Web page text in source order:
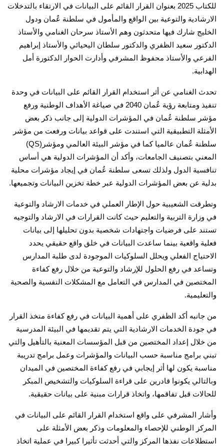
للكتاب 2025 بعنوان القرار القائم على البيانات في الارتقاء بالتدخلات
الارشادية والتوعية بين الواقع والمأمول في سلطنة عُمان ودول
الخليج شارك فيها متحدثون وهم الأستاذ سرحان الغنامي والأستاذ
الدكتور سعيد الظفري والدكتور سلطان اليحيائي والأستاذ إبراهيم
الفرعي والأستاذ محفوظ المشرفي وأدارت الحوار الدكتورة أمل
الهدابية.
تحدث الغنامي عن أثر استخدام القرار القائم على البيانات في وحدة
تنفيذ ومتابعة رؤية عُمان 2040 في صياغة الأهداف الوطنية ورفع
مؤشر سلطنة عُمان في المؤشرات الدولية إلى جانب ذكر بعض
الأمثلة التطبيقية التي استندت على قواعد بيانات ورفعت من مؤشر
سلطنة عُمان عالميا كما في مؤشر البيئة العالمي ومؤشر (QS)
المعني بتصنيف الجامعات، وأكد أن المؤشرات الدولية هي أساس
تنافسية الدول ولذلك تسعى سلطنة عُمان في إيجاد مؤشرات محلية
بدلية عن بعض المؤشرات الدولية عبر خطة تخزين البيانات وتجميعها.
وتطرقت الشعيبية حول الإطار العملي في خدمات الارشاد والتوعية
في وزارة التربية والتعليم حيث كانت القرارات في الارشاد والتوجيه
تستند على فرضيات واجتهادات شخصية بدون تحليلها إلى بيانات
فعلية واقعية بينما ساعدت البيانات في خلق واقع حقيقي يحدد
الاحتياج الفعلي ويحلل السلوكيات الموجودة لدى طلبة المدارس
وتساعد في رفع الحلول للإرشاد والتوعية من خلال رفع كفاءة
المختصين في المدارس في التعامل مع المشكلات النفسية والصحية
والتعليمية.
من جانبه أكد الظفري على أهمية البيانات في رفع كفاءة متخذ القرار
في جودة الخدمات الارشادية التي يتم تقديمها في البيئة المدرسية
من خلال إعداد المختصين من قبل المؤسسات المعنية بالتأهيل والتي
تبني برامج مناسبة حسب البيانات والمؤشرات وعمل برامج تدريبة
مناسبة يكون لها أثر إيجابي في رفع كفاءة المختصين في الميدان
وبالتالي يكونوا قادرين على قراءة السلوكيات والتشخيص المبكر
للحالات قبل تفاقمها، واتخاذ قرارات مبنية على بيانات حقيقية.
وأشار المشرفي على واقع استخدام القرار القائم على البيانات في
المركز الوطني للإحصاء والمعلومات وذكر بعض الأمثلة على
استطلاعات نفذها المركز والتي أحدثت تأثيرا كبيرا في عملية اتخاذ